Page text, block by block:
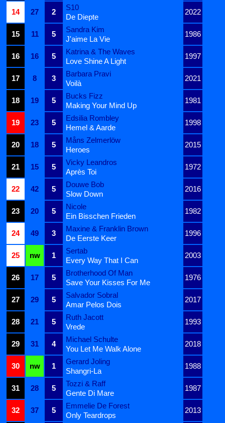
14 27 2
S10
2022
De Diepte
15
11 5
Sandra Kim
1986
J'aime La Vie
16
16 5
Katrina & The Waves
1997
Love Shine A Light
17
8 3
Barbara Pravi
2021
Voilà
18
19 5
Bucks Fizz
1981
Making Your Mind Up
19
23 5
Edsilia Rombley
1998
Hemel & Aarde
20
18 5
Måns Zelmerlöw
2015
Heroes
21
15 5
Vicky Leandros
1972
Après Toi
22
42 5
Douwe Bob
2016
Slow Down
23
20 5
Nicole
1982
Ein Bisschen Frieden
24
49 3
Maxine & Franklin Brown
1996
De Eerste Keer
25
nw 1
Sertab
2003
Every Way That I Can
26
17 5
Brotherhood Of Man
1976
Save Your Kisses For Me
27
29 5
Salvador Sobral
2017
Amar Pelos Dois
28
21 5
Ruth Jacott
1993
Vrede
29
31 4
Michael Schulte
2018
You Let Me Walk Alone
30
nw 1
Gerard Joling
1988
Shangri-La
31
28 5
Tozzi & Raff
1987
Gente Di Mare
32
37 5
Emmelie De Forest
2013
Only Teardrops